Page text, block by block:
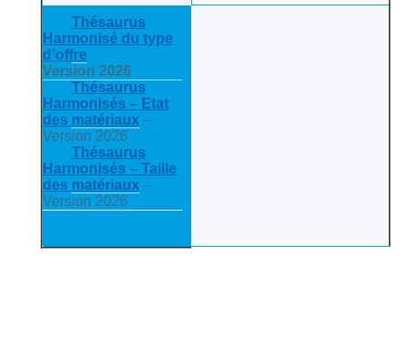
Thésaurus
Harmonisé du type
d’offre
Version 2026
Thésaurus
Harmonisés – Etat
des matériaux –
Version 2026
Thésaurus
Harmonisés – Taille
des matériaux –
Version 2026